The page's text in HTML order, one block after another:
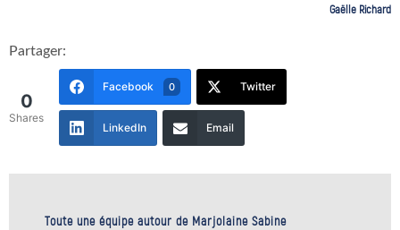
Gaëlle Richard
Partager:
0
Shares
Facebook 0 Twitter
LinkedIn Email
Toute une équipe autour de Marjolaine Sabine